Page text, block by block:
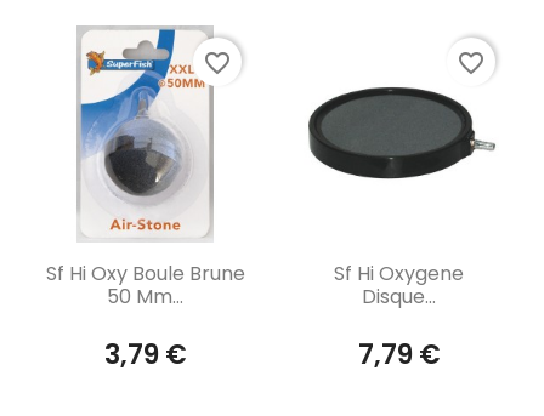
 Aperçu rapide
Sf Hi Oxy Boule Brune
50 Mm...
3,79 €
favorite_border
Aperçu rapide
Sf Hi Oxygene
Disque...
7,79 €
favorite_border